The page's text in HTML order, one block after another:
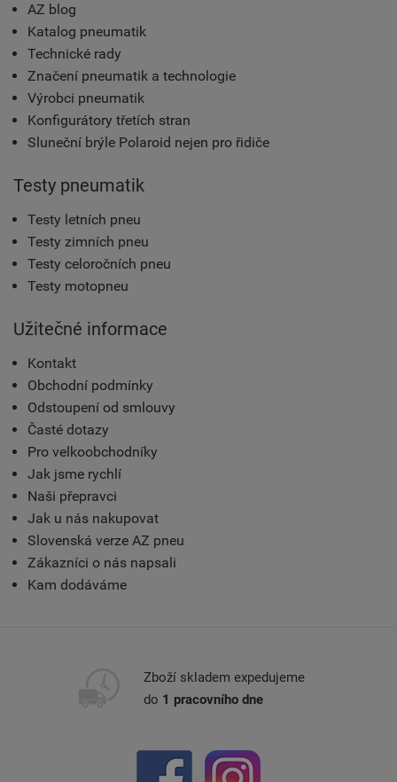
AZ blog
Katalog pneumatik
Technické rady
Značení pneumatik a technologie
Výrobci pneumatik
Konfigurátory třetích stran
Sluneční brýle Polaroid nejen pro řidiče
Testy pneumatik
Testy letních pneu
Testy zimních pneu
Testy celoročních pneu
Testy motopneu
Užitečné informace
Kontakt
Obchodní podmínky
Odstoupení od smlouvy
Časté dotazy
Pro velkoobchodníky
Jak jsme rychlí
Naši přepravci
Jak u nás nakupovat
Slovenská verze AZ pneu
Zákazníci o nás napsali
Kam dodáváme
Zboží skladem expedujeme
do 1 pracovního dne